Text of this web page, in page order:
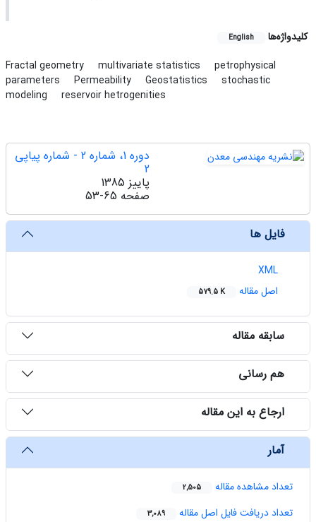
کلیدواژه‌ها English
Fractal geometry multivariate statistics
petrophysical
parameters
Permeability Geostatistics
stochastic
modeling
reservoir hetrogenities
دوره 1، شماره 2 - شماره پیاپی
2
پاییز 1385
صفحه 53-65
فایل ها
XML
اصل مقاله
579.5 K
سابقه مقاله
هم رسانی
ارجاع به این مقاله
آمار
تعداد مشاهده مقاله 2,505
تعداد دریافت فایل اصل مقاله 3,089